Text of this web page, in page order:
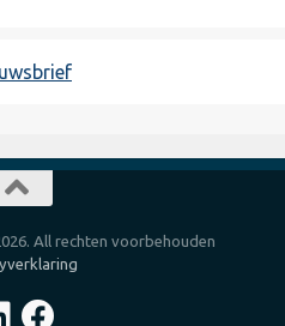
All rechten voorbehouden